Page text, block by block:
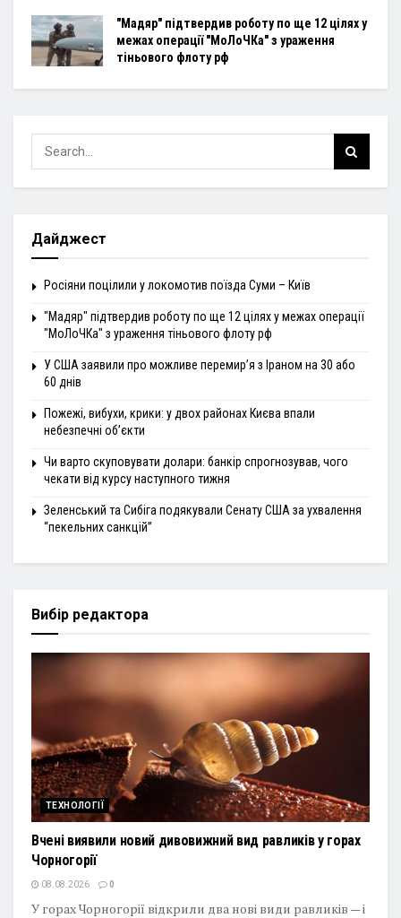
"Мадяр" підтвердив роботу по ще 12 цілях у
межах операції "МоЛоЧКа" з ураження
тіньового флоту рф
Дайджест
Росіяни поцілили у локомотив поїзда Суми – Київ
"Мадяр" підтвердив роботу по ще 12 цілях у межах операції
"МоЛоЧКа" з ураження тіньового флоту рф
У США заявили про можливе перемир’я з Іраном на 30 або
60 днів
Пожежі, вибухи, крики: у двох районах Києва впали
небезпечні об’єкти
Чи варто скуповувати долари: банкір спрогнозував, чого
чекати від курсу наступного тижня
Зеленський та Сибіга подякували Сенату США за ухвалення
“пекельних санкцій”
Вибір редактора
ТЕХНОЛОГІЇ
Вчені виявили новий дивовижний вид равликів у горах
Чорногорії
08.08.2026 0
У горах Чорногорії відкрили два нові види равликів — і